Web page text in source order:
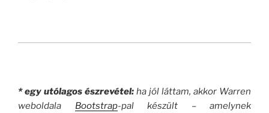
* egy utólagos észrevétel: ha jól láttam, akkor Warren
weboldala Bootstrap-pal készült – amelynek